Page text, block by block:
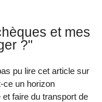
et mes
?"
pu lire cet article sur
ce un horizon
faire du transport de